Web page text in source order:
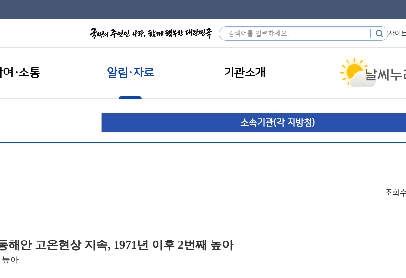
사이
여·소통 알림·자료 기관소개
소속기관(각 지방청)
조회
해안 고온현상 지속, 1971년 이후 2번째 높아
아